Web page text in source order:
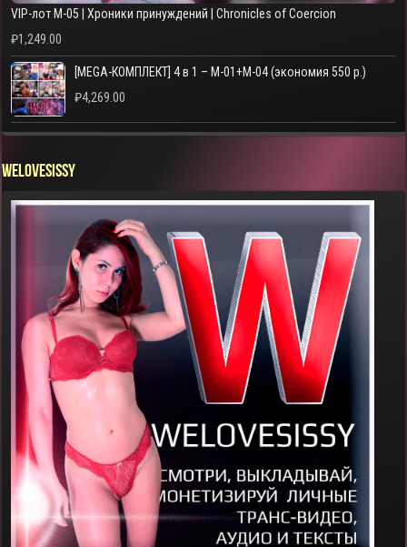
VIP-лот M-05 | Хроники принуждений | Chronicles of Coercion
₽1,249.00
[MEGA-КОМПЛЕКТ] 4 в 1 – M-01+M-04 (экономия 550 р.)
₽4,269.00
WELOVESISSY